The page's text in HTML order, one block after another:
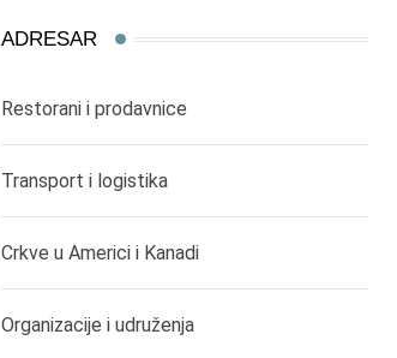
ADRESAR
Restorani i prodavnice
Transport i logistika
Crkve u Americi i Kanadi
Organizacije i udruženja